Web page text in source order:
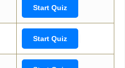
Start Quiz
Start Quiz